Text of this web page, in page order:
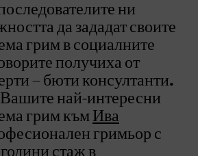
ни
да зададат своите
грим в социалните
получиха от
– бюти консултанти.
най-интересни
грим към Ива
гримьор с
стаж в